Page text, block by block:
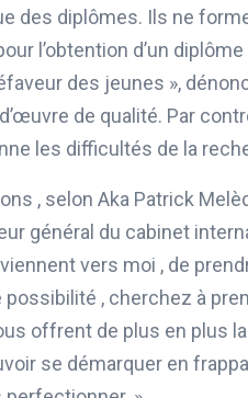
des diplômes. Ils ne
l’obtention d’un
des jeunes »,
de qualité. Par
les difficultés de la
, selon Aka Patrick
général du cabinet
vers moi , de
, cherchez à
offrent de plus en plus
se démarquer en